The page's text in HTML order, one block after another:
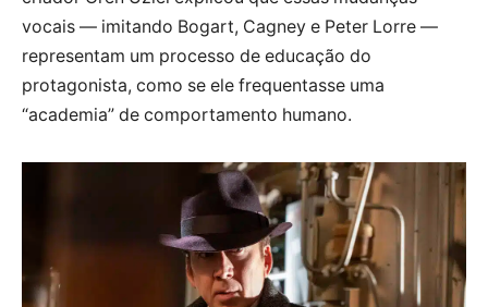
vocais — imitando Bogart, Cagney e Peter Lorre —
representam um processo de educação do
protagonista, como se ele frequentasse uma
“academia” de comportamento humano.